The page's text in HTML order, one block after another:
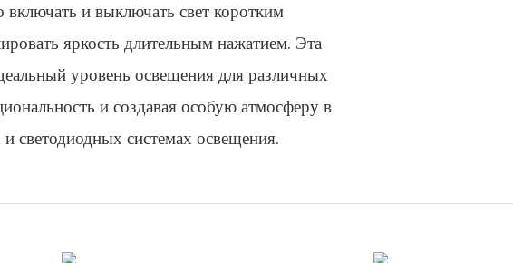
включать и выключать свет коротким
яркость длительным нажатием. Эта
уровень освещения для различных
и создавая особую атмосферу в
светодиодных системах освещения.